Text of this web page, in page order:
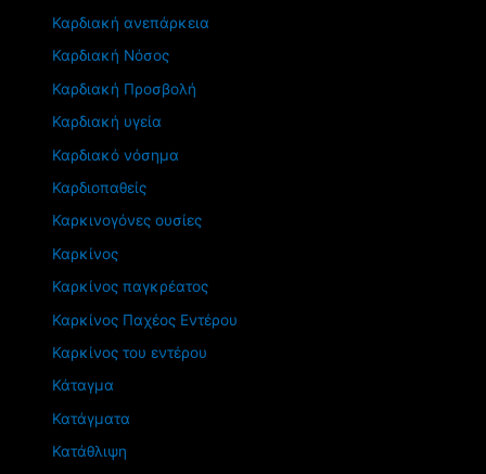
Καρδιακή ανεπάρκεια
Καρδιακή Νόσος
Καρδιακή Προσβολή
Καρδιακή υγεία
Καρδιακό νόσημα
Καρδιοπαθείς
Καρκινογόνες ουσίες
Καρκίνος
Καρκίνος παγκρέατος
Καρκίνος Παχέος Εντέρου
Καρκίνος του εντέρου
Κάταγμα
Κατάγματα
Κατάθλιψη